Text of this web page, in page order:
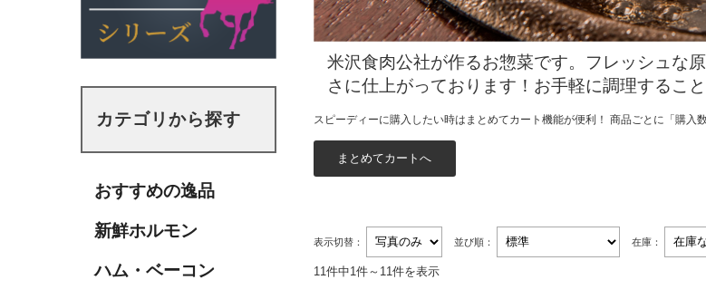
米沢食肉公社が作るお惣菜です。フレッシュな
さに仕上がっております！お手軽に調理するこ
スピーディーに購入したい時はまとめてカート機能が便利！ 商品ごとに「購入
表示切替： 並び順： 在庫：
11件中1件～11件を表示
カテゴリから探す
おすすめの逸品
新鮮ホルモン
ハム・ベーコン